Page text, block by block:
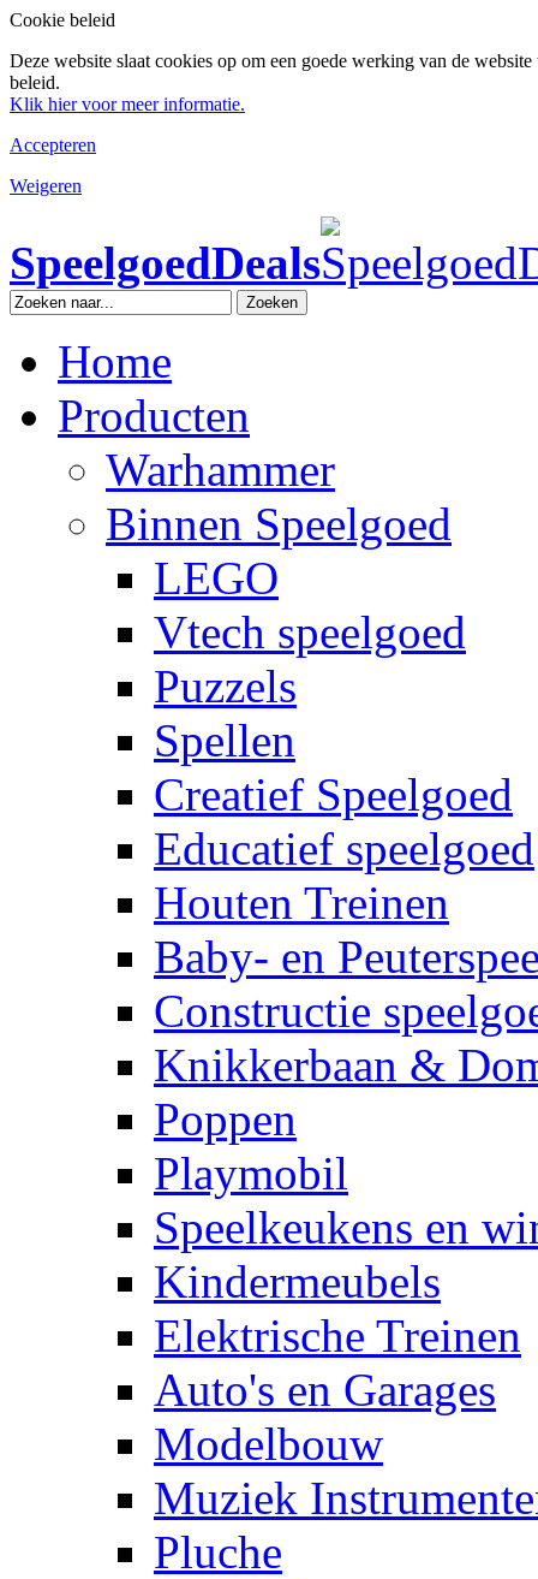
Cookie beleid
Deze website slaat cookies op om een goede werking van de
beleid.
Klik hier voor meer informatie.
Accepteren
Weigeren
SpeelgoedDeals
Zoeken
Home
Producten
Warhammer
Binnen Speelgoed
LEGO
Vtech speelgoed
Puzzels
Spellen
Creatief Speelgoed
Educatief speelgoed
Houten Treinen
Baby- en
Constructie
Knikkerbaan &
Poppen
Playmobil
Speelkeukens en
Kindermeubels
Elektrische Treinen
Auto's en Garages
Modelbouw
Muziek
Pluche